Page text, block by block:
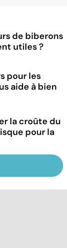
de biberons
utiles ?
pour les
aide à bien
la croûte du
pour la